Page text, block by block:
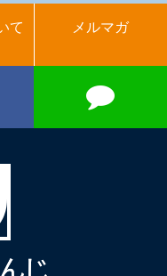
て メルマガ